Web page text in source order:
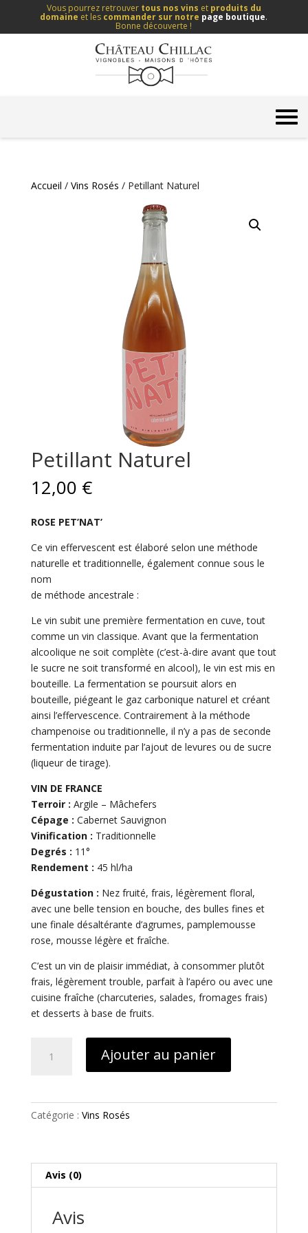
Vous pourrez retrouver tous nos vins et produits du
domaine et les commander sur notre page boutique.
Bonne découverte !
Accueil / Vins Rosés / Petillant Naturel
Petillant Naturel
12,00 €
ROSE PET’NAT’
Ce vin effervescent est élaboré selon une méthode
naturelle et traditionnelle, également connue sous le
nom
de méthode ancestrale :
Le vin subit une première fermentation en cuve, tout
comme un vin classique. Avant que la fermentation
alcoolique ne soit complète (c’est-à-dire avant que tout
le sucre ne soit transformé en alcool), le vin est mis en
bouteille. La fermentation se poursuit alors en
bouteille, piégeant le gaz carbonique naturel et créant
ainsi l’effervescence. Contrairement à la méthode
champenoise ou traditionnelle, il n’y a pas de seconde
fermentation induite par l’ajout de levures ou de sucre
(liqueur de tirage).
VIN DE FRANCE
Terroir : Argile – Mâchefers
Cépage : Cabernet Sauvignon
Vinification : Traditionnelle
Degrés : 11°
Rendement : 45 hl/ha
Dégustation : Nez fruité, frais, légèrement floral,
avec une belle tension en bouche, des bulles fines et
une finale désaltérante d’agrumes, pamplemousse
rose, mousse légère et fraîche.
C’est un vin de plaisir immédiat, à consommer plutôt
frais, légèrement trouble, parfait à l’apéro ou avec une
cuisine fraîche (charcuteries, salades, fromages frais)
et desserts à base de fruits.
Ajouter au panier
Catégorie : Vins Rosés
Avis (0)
Avis